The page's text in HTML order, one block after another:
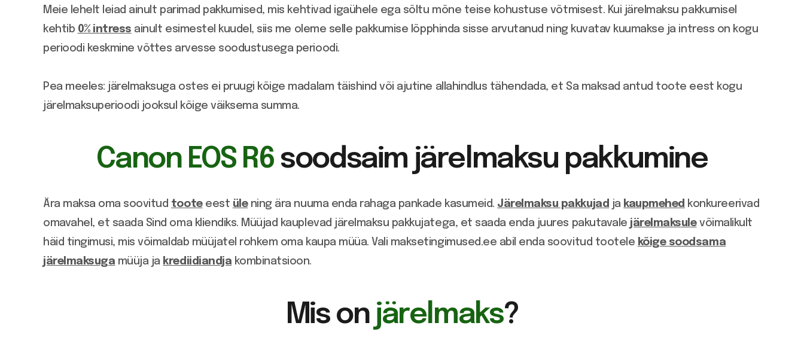
Meie lehelt leiad ainult parimad pakkumised, mis kehtivad igaühele ega sõltu mõne teise kohustuse võtmisest. Kui järelmaksu pakkumisel
kehtib 0% intress ainult esimestel kuudel, siis me oleme selle pakkumise lõpphinda sisse arvutanud ning kuvatav kuumakse ja intress on kogu
perioodi keskmine võttes arvesse soodustusega perioodi.
Pea meeles: järelmaksuga ostes ei pruugi kõige madalam täishind või ajutine allahindlus tähendada, et Sa maksad antud toote eest kogu
järelmaksuperioodi jooksul kõige väiksema summa.
Canon EOS R6 soodsaim järelmaksu pakkumine
Ära maksa oma soovitud tooteeest ülening ära nuuma enda rahaga pankade kasumeid. Järelmaksu pakkujad ja kaupmehed konkureerivad
omavahel, et saada Sind oma kliendiks. Müüjad kauplevad järelmaksu pakkujatega, et saada enda juures pakutavale järelmaksulevõimalikult
häid tingimusi, mis võimaldab müüjatel rohkem oma kaupa müüa. Vali maksetingimused.ee abil enda soovitud tootele kõige soodsama
järelmaksuga müüja ja krediidiandja kombinatsioon.
Mis on järelmaks?